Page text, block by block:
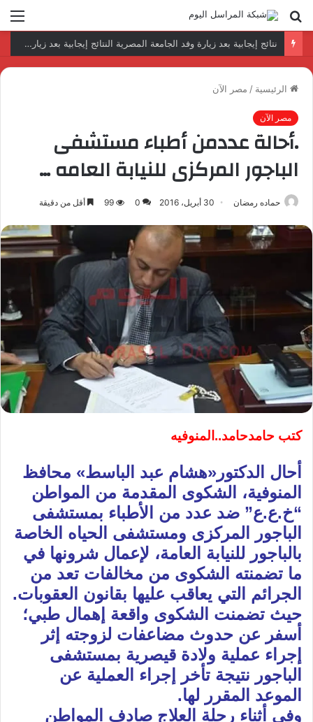
بحث
عن
رئيس المكتب التنفيذي للمجلس العربي للاختصاصات الصحية يبحث مع الأمين العام لجامعة الدول العربية تعزيز التعاون لتطوير النظم الصحية العربية
الرئيسية / مصر الآن
مصر الآن
.أحالة عددمن أطباء مستشفى
الباجور المركزى للنيابة العامه …
حماده رمضان 30 أبريل، 2016 0
99 أقل من دقيقة
كتب حامدحامد..المنوفيه
أحال الدكتور«هشام عبد الباسط» محافظ
المنوفية، الشكوى المقدمة من المواطن
“خ.ع.ع” ضد عدد من الأطباء بمستشفى
الباجور المركزى ومستشفى الحياه الخاصة
بالباجور للنيابة العامة، لإعمال شرونها في
ما تضمنته الشكوى من مخالفات تعد من
الجرائم التي يعاقب عليها بقانون العقوبات.
حيث تضمنت الشكوى واقعة إهمال طبي؛
أسفر عن حدوث مضاعفات لزوجته إثر
إجراء عملية ولادة قيصرية بمستشفى
الباجور نتيجة تأخر إجراء العملية عن
الموعد المقرر لها.
وفي أثناء رحلة العلاج صادف المواطن